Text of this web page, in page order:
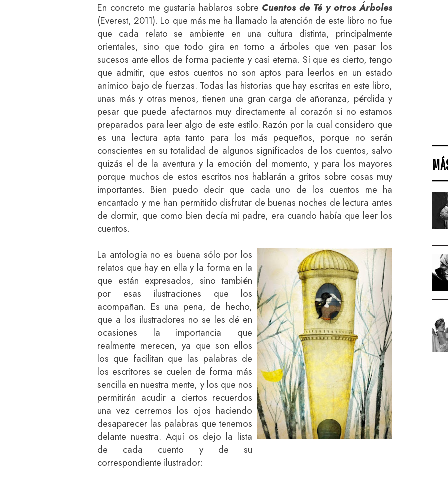
En concreto me gustaría hablaros sobre Cuentos de Té y otros Árboles
(Everest, 2011). Lo que más me ha llamado la atención de este libro no fue
que cada relato se ambiente en una cultura distinta, principalmente
orientales, sino que todo gira en torno a árboles que ven pasar los
sucesos ante ellos de forma paciente y casi eterna. Sí que es cierto, tengo
que admitir, que estos cuentos no son aptos para leerlos en un estado
anímico bajo de fuerzas. Todas las historias que hay escritas en este libro,
unas más y otras menos, tienen una gran carga de añoranza, pérdida y
pesar que puede afectarnos muy directamente al corazón si no estamos
preparados para leer algo de este estilo. Razón por la cual considero que
es una lectura apta tanto para los más pequeños, porque no serán
conscientes en su totalidad de algunos significados de los cuentos, salvo
quizás el de la aventura y la emoción del momento, y para los mayores
porque muchos de estos escritos nos hablarán a gritos sobre cosas muy
importantes. Bien puedo decir que cada uno de los cuentos me ha
encantado y me han permitido disfrutar de buenas noches de lectura antes
de dormir, que como bien decía mi padre, era cuando había que leer los
cuentos.
La antología no es buena sólo por los
relatos que hay en ella y la forma en la
que están expresados, sino también
por esas ilustraciones que los
acompañan. Es una pena, de hecho,
que a los ilustradores no se les dé en
ocasiones la importancia que
realmente merecen, ya que son ellos
los que facilitan que las palabras de
los escritores se cuelen de forma más
sencilla en nuestra mente, y los que nos
permitirán acudir a ciertos recuerdos
una vez cerremos los ojos haciendo
desaparecer las palabras que tenemos
delante nuestra. Aquí os dejo la lista
de cada cuento y de su
correspondiente ilustrador: